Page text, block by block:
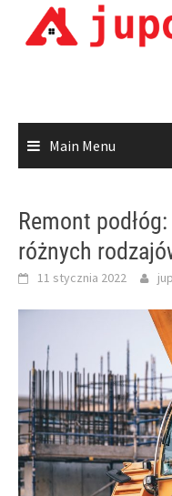
Main Menu
Remont
różnych
11 stycznia 2022